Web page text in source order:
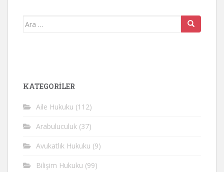
Arama
KATEGORİLER
Aile Hukuku (112)
Arabuluculuk (37)
Avukatlık Hukuku (9)
Bilişim Hukuku (99)